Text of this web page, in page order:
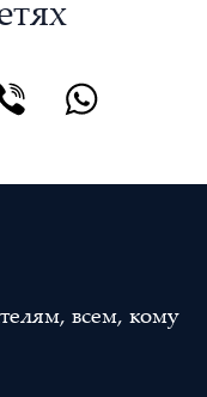
всем, кому